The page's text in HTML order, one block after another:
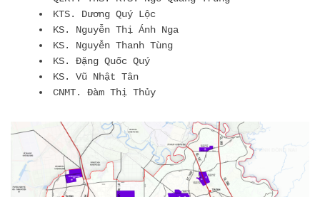
KTS. Dương Quý Lộc
KS. Nguyễn Thị Ánh Nga
KS. Nguyễn Thanh Tùng
KS. Đặng Quốc Quý
KS. Vũ Nhật Tân
CNMT. Đàm Thị Thủy